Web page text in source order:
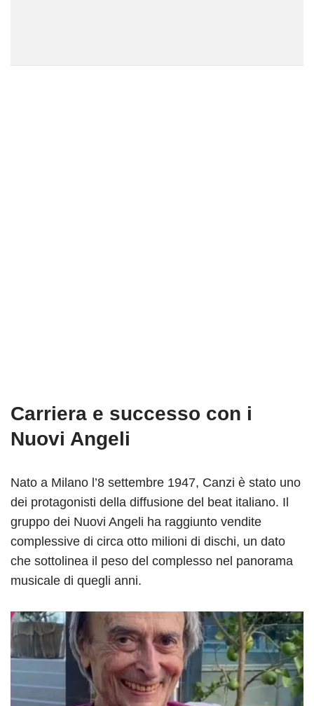
Carriera e successo con i
Nuovi Angeli
Nato a Milano l’8 settembre 1947, Canzi è stato uno
dei protagonisti della diffusione del beat italiano. Il
gruppo dei Nuovi Angeli ha raggiunto vendite
complessive di circa otto milioni di dischi, un dato
che sottolinea il peso del complesso nel panorama
musicale di quegli anni.